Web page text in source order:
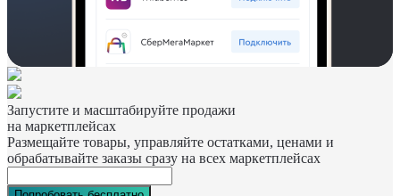
Запустите и масштабируйте продажи
на маркетплейсах
Размещайте товары, управляйте остатками, ценами и
обрабатывайте заказы сразу на всех маркетплейсах